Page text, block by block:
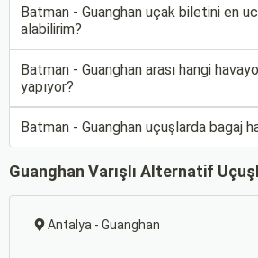
Batman - Guanghan uçak biletini en
alabilirim?
Batman - Guanghan arası hangi
yapıyor?
Batman - Guanghan uçuşlarda bagaj
Guanghan Varışlı Alternatif
Antalya - Guanghan